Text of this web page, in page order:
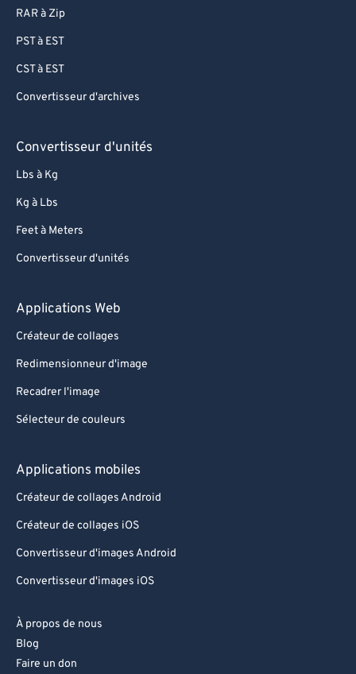
RAR à Zip
PST à EST
CST à EST
Convertisseur d'archives
Convertisseur d'unités
Lbs à Kg
Kg à Lbs
Feet à Meters
Convertisseur d'unités
Applications Web
Créateur de collages
Redimensionneur d'image
Recadrer l'image
Sélecteur de couleurs
Applications mobiles
Créateur de collages Android
Créateur de collages iOS
Convertisseur d'images Android
Convertisseur d'images iOS
À propos de nous
Blog
Faire un don